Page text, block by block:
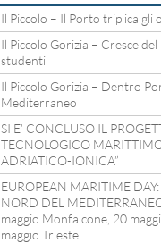
Il Piccolo – Il Porto triplica gli
Il Piccolo Gorizia – Cresce
studenti
Il Piccolo Gorizia – Dentro
Mediterraneo
SI E’ CONCLUSO IL
TECNOLOGICO
ADRIATICO-IONICA”
EUROPEAN MARITIME DAY:
NORD DEL
maggio Monfalcone, 20
maggio Trieste